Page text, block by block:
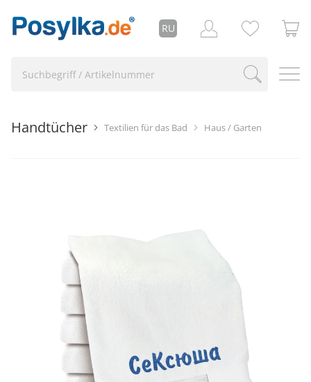
RU
Haus / Garten
Textilien für das Bad
Handtücher